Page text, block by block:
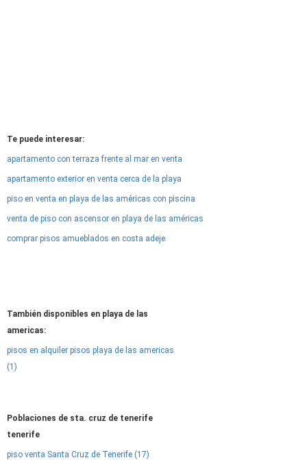
Te puede interesar:
apartamento con terraza frente al mar en venta
apartamento exterior en venta cerca de la playa
piso en venta en playa de las américas con piscina
venta de piso con ascensor en playa de las américas
comprar pisos amueblados en costa adeje
También disponibles en playa de las
americas:
pisos en alquiler pisos playa de las americas
(1)
Poblaciones de sta. cruz de tenerife
tenerife
piso venta Santa Cruz de Tenerife (17)